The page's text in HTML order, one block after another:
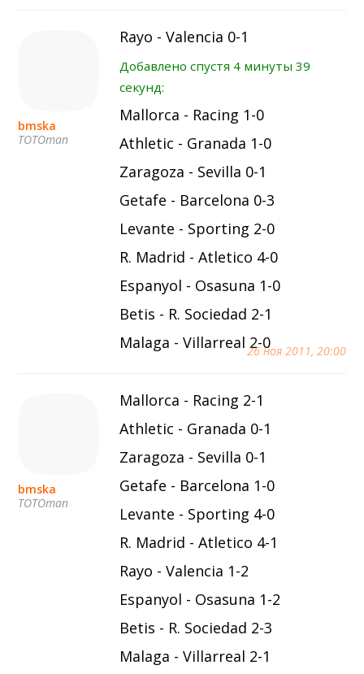
bmska
TOTOman
26 ноя 2011, 20:00
Rayo - Valencia 0-1
Добавлено спустя 4 минуты 39
секунд:
Mallorca - Racing 1-0
Athletic - Granada 1-0
Zaragoza - Sevilla 0-1
Getafe - Barcelona 0-3
Levante - Sporting 2-0
R. Madrid - Atletico 4-0
Espanyol - Osasuna 1-0
Betis - R. Sociedad 2-1
Malaga - Villarreal 2-0
bmska
TOTOman
Mallorca - Racing 2-1
Athletic - Granada 0-1
Zaragoza - Sevilla 0-1
Getafe - Barcelona 1-0
Levante - Sporting 4-0
R. Madrid - Atletico 4-1
Rayo - Valencia 1-2
Espanyol - Osasuna 1-2
Betis - R. Sociedad 2-3
Malaga - Villarreal 2-1